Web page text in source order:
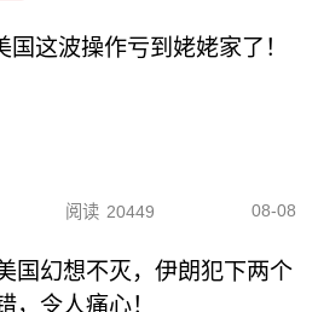
这波操作亏到姥姥家了！
阅读 20449 08-08
国幻想不灭，伊朗犯下两个
，令人痛心！